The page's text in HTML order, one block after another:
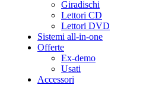
Giradischi
Lettori CD
Lettori DVD
Sistemi all-in-one
Offerte
Ex-demo
Usati
Accessori